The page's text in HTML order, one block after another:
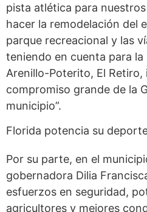
pista atlética para
hacer la remodelación del
parque recreacional y las
teniendo en cuenta para
Arenillo-Poterito, El Retiro,
compromiso grande de la
municipio”.
Florida potencia su
Por su parte, en el
gobernadora Dilia
esfuerzos en seguridad,
agricultores y mejores